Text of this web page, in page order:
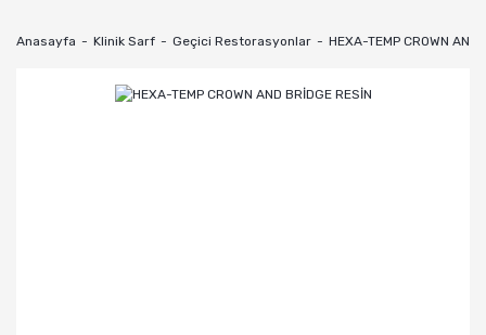
Anasayfa Klinik Sarf Geçici Restorasyonlar HEXA-TEMP CROWN AND